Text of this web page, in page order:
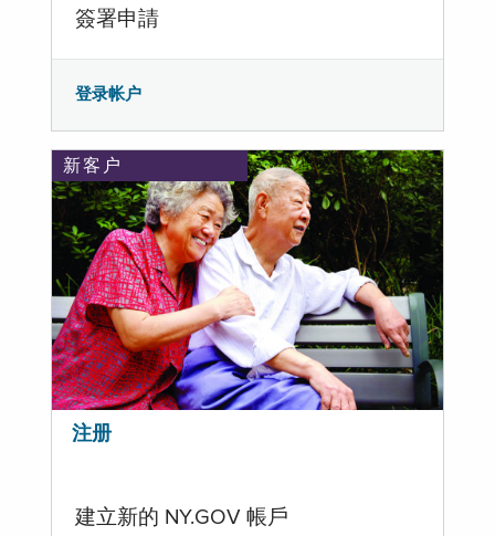
簽署申請
登录帐户
新客户
注册
建立新的 NY.GOV 帳戶